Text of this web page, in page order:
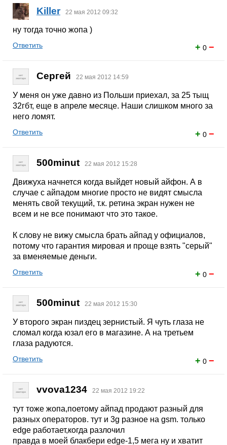
Killer 22 мая 2012 09:32
ну тогда точно жопа )
+ 0 −
Ответить
Сергей 22 мая 2012 14:59
У меня он уже давно из Польши приехал, за 25 тыщ
32гбт, еще в апреле месяце. Наши слишком много за
него ломят.
+ 0 −
Ответить
500minut 22 мая 2012 15:28
Движуха начнется когда выйдет новый айфон. А в
случае с айпадом многие просто не видят смысла
менять свой текущий, т.к. ретина экран нужен не
всем и не все понимают что это такое.
К слову не вижу смысла брать айпад у официалов,
потому что гарантия мировая и проще взять "серый"
за вменяемые деньги.
+ 0 −
Ответить
500minut 22 мая 2012 15:30
У второго экран пиздец зернистый. Я чуть глаза не
сломал когда юзал его в магазине. А на третьем
глаза радуются.
+ 0 −
Ответить
vvova1234 22 мая 2012 19:22
тут тоже жопа,поетому айпад продают разный для
разных операторов. тут и 3g разное на gsm. только
edge работает,когда разлочил
правда в моей блакбери edge-1,5 мега ну и хватит